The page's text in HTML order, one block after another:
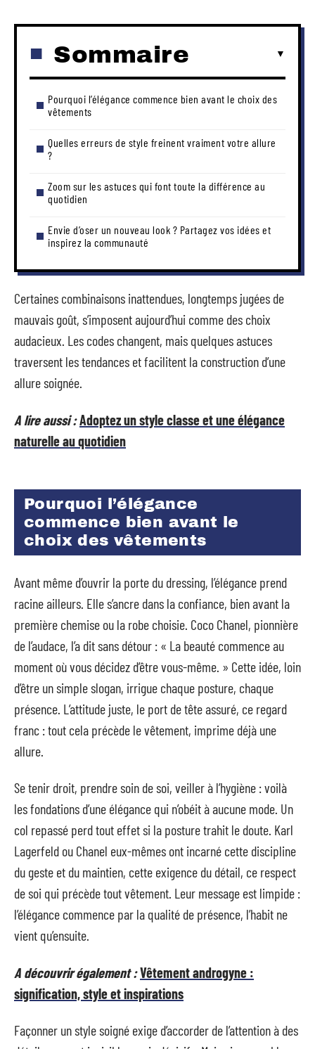
Sommaire
Pourquoi l’élégance commence bien avant le choix des
vêtements
Quelles erreurs de style freinent vraiment votre allure
?
Zoom sur les astuces qui font toute la différence au
quotidien
Envie d’oser un nouveau look ? Partagez vos idées et
inspirez la communauté
Certaines combinaisons inattendues, longtemps jugées de
mauvais goût, s’imposent aujourd’hui comme des choix
audacieux. Les codes changent, mais quelques astuces
traversent les tendances et facilitent la construction d’une
allure soignée.
A lire aussi :Adoptez un style classe et une élégance
naturelle au quotidien
Pourquoi l’élégance
commence bien avant le
choix des vêtements
Avant même d’ouvrir la porte du dressing, l’élégance prend
racine ailleurs. Elle s’ancre dans la confiance, bien avant la
première chemise ou la robe choisie. Coco Chanel, pionnière
de l’audace, l’a dit sans détour : « La beauté commence au
moment où vous décidez d’être vous-même. » Cette idée, loin
d’être un simple slogan, irrigue chaque posture, chaque
présence. L’attitude juste, le port de tête assuré, ce regard
franc : tout cela précède le vêtement, imprime déjà une
allure.
Se tenir droit, prendre soin de soi, veiller à l’hygiène : voilà
les fondations d’une élégance qui n’obéit à aucune mode. Un
col repassé perd tout effet si la posture trahit le doute. Karl
Lagerfeld ou Chanel eux-mêmes ont incarné cette discipline
du geste et du maintien, cette exigence du détail, ce respect
de soi qui précède tout vêtement. Leur message est limpide :
l’élégance commence par la qualité de présence, l’habit ne
vient qu’ensuite.
A découvrir également :Vêtement androgyne :
signification, style et inspirations
Façonner un style soigné exige d’accorder de l’attention à des